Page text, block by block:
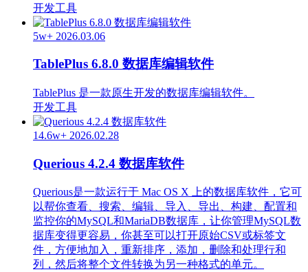
开发工具
5w+ 2026.03.06
TablePlus 6.8.0 数据库编辑软件
TablePlus 是一款原生开发的数据库编辑软件。
开发工具
14.6w+ 2026.02.28
Querious 4.2.4 数据库软件
Querious是一款运行于 Mac OS X 上的数据库软件，它可
以帮你查看、搜索、编辑、导入、导出、构建、配置和
监控你的MySQL和MariaDB数据库，让你管理MySQL数
据库变得更容易，你甚至可以打开原始CSV或标签文
件，方便地加入，重新排序，添加，删除和处理行和
列，然后将整个文件转换为另一种格式的单元。